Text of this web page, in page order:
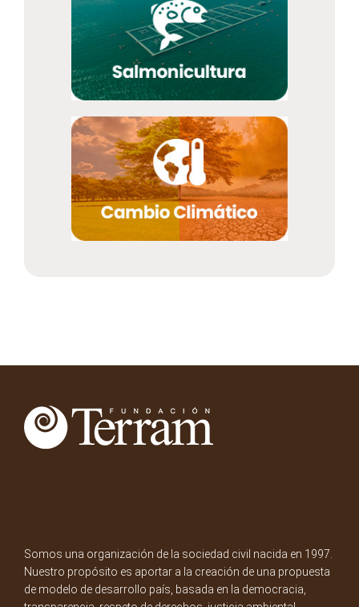
Somos una organización de la sociedad civil nacida en 1997.
Nuestro propósito es aportar a la creación de una propuesta
de modelo de desarrollo país, basada en la democracia,